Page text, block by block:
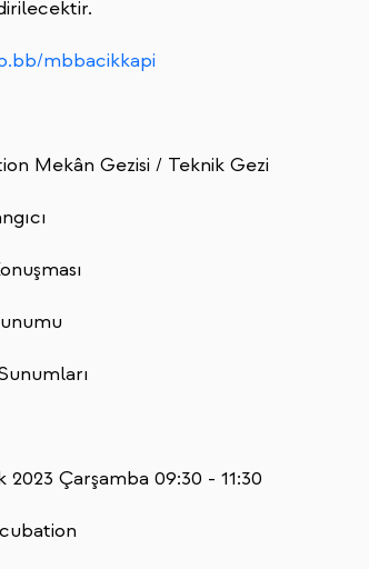
mbbacikkapi
Mekân Gezisi / Teknik Gezi
2023 Çarşamba 09:30 - 11:30